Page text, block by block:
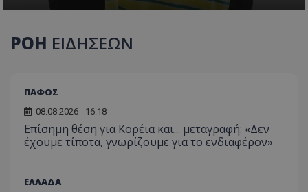
ΡΟΗ ΕΙΔΗΣΕΩΝ
ΠΑΦΟΣ
08.08.2026 - 16:18
Επίσημη θέση για Κορέια και... μεταγραφή: «Δεν
έχουμε τίποτα, γνωρίζουμε για το ενδιαφέρον»
ΕΛΛΑΔΑ